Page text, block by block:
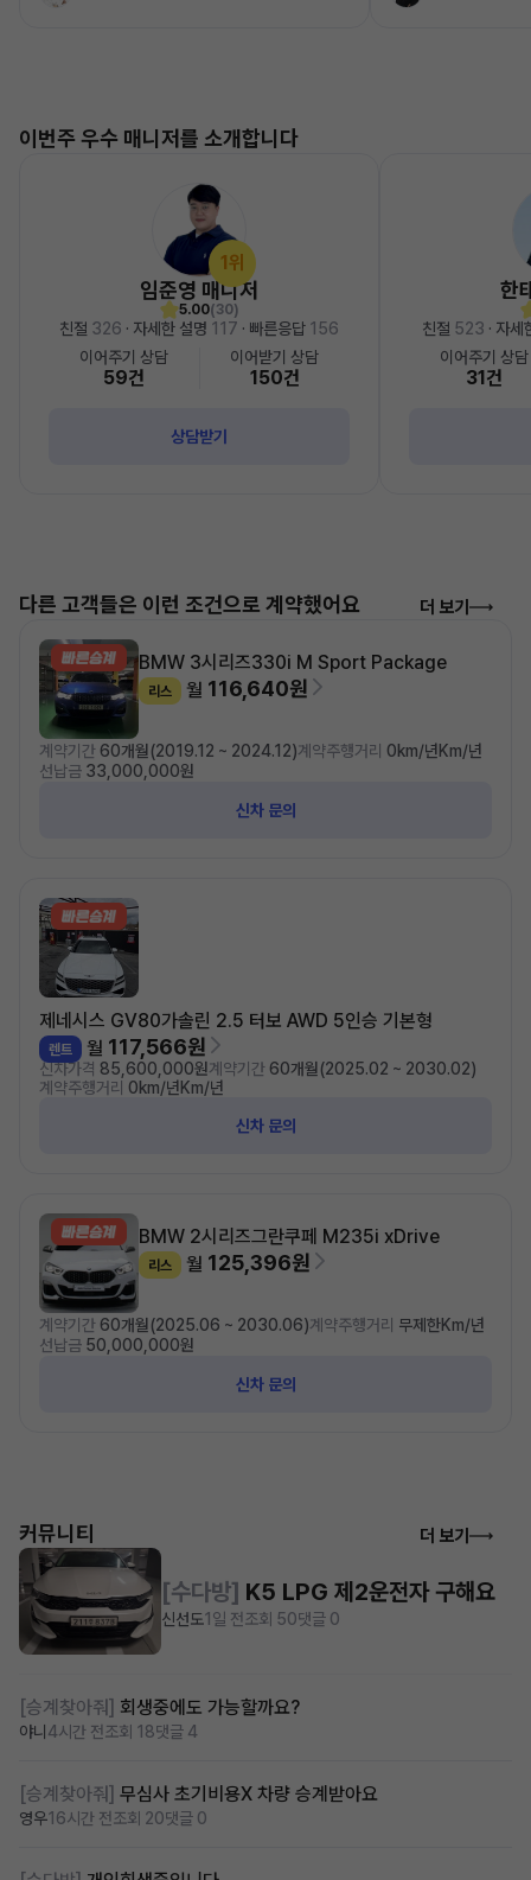
이번주 우수 매니저를 소개합니다
1위
임준영 매니저
5.00(30)
친절 326 · 자세한 설명 117 · 빠른응답 156
이어주기 상담
59건
이어받기 상담
150건
상담받기
한
친절 523 · 자
이어주기 상담
31건
다른 고객들은 이런 조건으로 계약했어요 더 보기
BMW 3시리즈330i M Sport Package
리스 월 116,640원
계약기간 60개월(2019.12 ~ 2024.12)계약주행거리 0km/년Km/년
선납금 33,000,000원
신차 문의
제네시스 GV80가솔린 2.5 터보 AWD 5인승 기본형
렌트 월 117,566원
신차가격 85,600,000원계약기간 60개월(2025.02 ~ 2030.02)
계약주행거리 0km/년Km/년
신차 문의
BMW 2시리즈그란쿠페 M235i xDrive
리스 월 125,396원
계약기간 60개월(2025.06 ~ 2030.06)계약주행거리 무제한Km/년
선납금 50,000,000원
신차 문의
커뮤니티 더 보기
[승계찾아줘] 회생중에도 가능할까요?
야니 4시간 전조회 18댓글 4
[승계찾아줘] 무심사 초기비용X 차량 승계받아요
영우16시간 전조회 20댓글 0
[수다방] K5 LPG 제2운전자 구해요
신선도1일 전조회 50댓글 0